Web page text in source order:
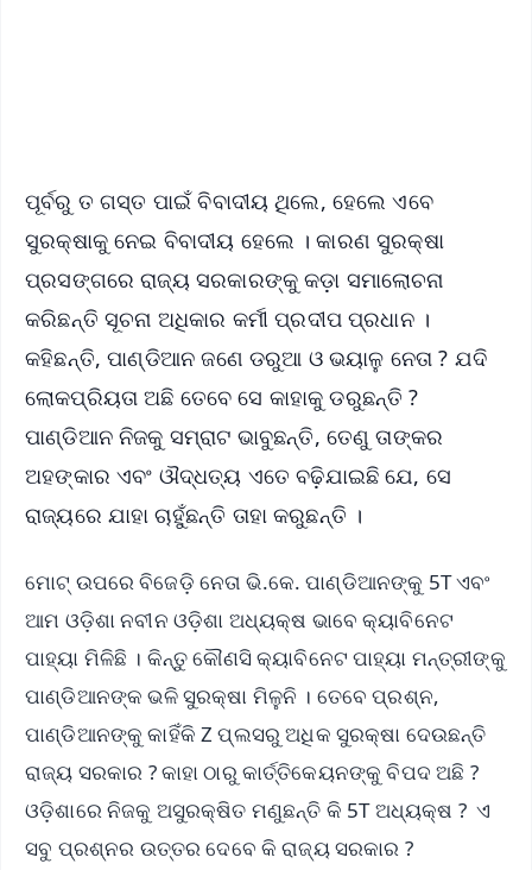
ପୂର୍ବରୁ ତ ଗସ୍ତ ପାଇଁ ବିବାଦୀୟ ଥିଲେ, ହେଲେ ଏବେ
ସୁରକ୍ଷାକୁ ନେଇ ବିବାଦୀୟ ହେଲେ । କାରଣ ସୁରକ୍ଷା
ପ୍ରସଙ୍ଗରେ ରାଜ୍ୟ ସରକାରଙ୍କୁ କଡ଼ା ସମାଲୋଚନା
କରିଛନ୍ତି ସୂଚନା ଅଧିକାର କର୍ମୀ ପ୍ରଦୀପ ପ୍ରଧାନ ।
କହିଛନ୍ତି, ପାଣ୍ଡିଆନ ଜଣେ ଡରୁଆ ଓ ଭୟାଳୁ ନେତା ? ଯଦି
ଲୋକପ୍ରିୟତା ଅଛି ତେବେ ସେ କାହାକୁ ଡରୁଛନ୍ତି ?
ପାଣ୍ଡିଆନ ନିଜକୁ ସମ୍ରାଟ ଭାବୁଛନ୍ତି, ତେଣୁ ତାଙ୍କର
ଅହଙ୍କାର ଏବଂ ଔଦ୍ଧତ୍ୟ ଏତେ ବଢ଼ିଯାଇଛି ଯେ, ସେ
ରାଜ୍ୟରେ ଯାହା ଚାହୁଁଛନ୍ତି ତାହା କରୁଛନ୍ତି ।
ମୋଟ୍‌ ଉପରେ ବିଜେଡ଼ି ନେତା ଭି.କେ. ପାଣ୍ଡିଆନଙ୍କୁ 5T ଏବଂ
ଆମ ଓଡ଼ିଶା ନବୀନ ଓଡ଼ିଶା ଅଧ୍ୟକ୍ଷ ଭାବେ କ୍ୟାବିନେଟ
ପାହ୍ୟା ମିଳିଛି । କିନ୍ତୁ କୌଣସି କ୍ୟାବିନେଟ ପାହ୍ୟା ମନ୍ତ୍ରୀଙ୍କୁ
ପାଣ୍ଡିଆନଙ୍କ ଭଳି ସୁରକ୍ଷା ମିଳୁନି । ତେବେ ପ୍ରଶ୍ନ,
ପାଣ୍ଡିଆନଙ୍କୁ କାହିଁକି Z ପ୍ଲସରୁ ଅଧିକ ସୁରକ୍ଷା ଦେଉଛନ୍ତି
ରାଜ୍ୟ ସରକାର ? କାହା ଠାରୁ କାର୍ତ୍ତିକେୟନଙ୍କୁ ବିପଦ ଅଛି ?
ଓଡ଼ିଶାରେ ନିଜକୁ ଅସୁରକ୍ଷିତ ମଣୁଛନ୍ତି କି 5T ଅଧ୍ୟକ୍ଷ ? ଏ
ସବୁ ପ୍ରଶ୍ନର ଉତ୍ତର ଦେବେ କି ରାଜ୍ୟ ସରକାର ?